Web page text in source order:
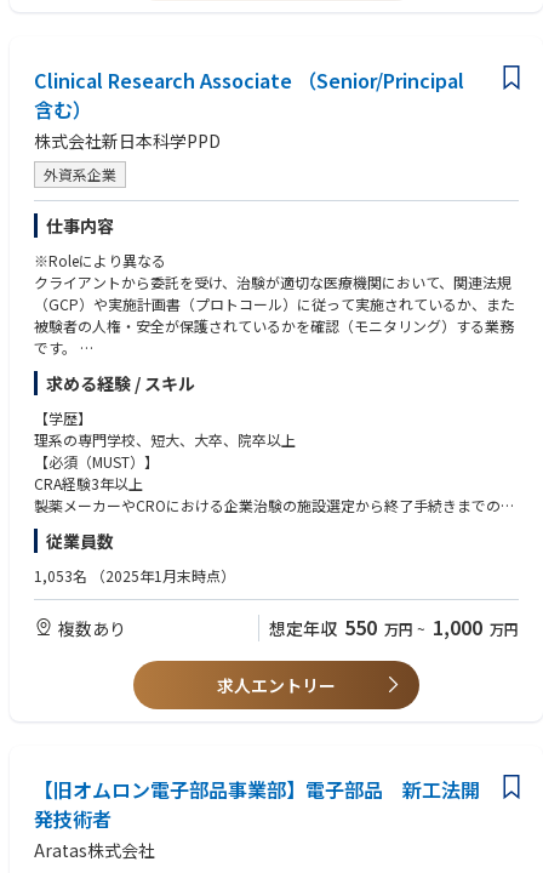
Clinical Research Associate （Senior/Principal
含む）
株式会社新日本科学PPD
外資系企業
仕事内容
※Roleにより異なる
クライアントから委託を受け、治験が適切な医療機関において、関連法規
（GCP）や実施計画書（プロトコール）に従って実施されているか、また
被験者の人権・安全が保護されているかを確認（モニタリング）する業務
です。
- 治験を実施する医療機関と担当医の選定
- 各施設における治験手続き業務（初回・変更・終了）全般
- エントリー進捗および症例スクリーニング状況の確認等の症例管理
- 施設からのプロトコールや症例関連の問い合わせ対応、施設のEDC対応
補助（クエリ対応等）
- モニタリングプランに基づいたサイトマネジメントコール
- システム関連のセットアップ
- 治験スケジュールや契約内容の確認、医療機関のスタッフへの説明会の
実施
- 治験の進捗管理： 症例数の進捗管理、症例報告書の回収・点検、症例報
告書と資料との照合
- モニタリング報告書の作成
- 治験終了手続き、確認作業
を提供​するモデルです。以下3つのロールに分かれており、複数施設をチ
ーム（ユニット）で担当することでフレキシブルに業務を分担し担当しま
す。
求める経験 / スキル
【学歴】
理系の専門学校、短大、大卒、院卒以上
【必須（MUST）】
CRA経験3年以上
製薬メーカーやCROにおける企業治験の施設選定から終了手続きまでの一
貫したモニタリング経験
Lead CRA経験 もしくは 後輩育成の経験がある方
グローバル試験の経験
ンスキル
理系の専門学校、短大、大卒、院卒以上
【歓迎（WANT）】
CTMSの使用経験
従業員数
1,053名 （2025年1月末時点）
複数あり 想定年収 550 万円 ~ 1,000 万円
求人エントリー
【旧オムロン電子部品事業部】電子部品 新工法開
発技術者
Aratas株式会社